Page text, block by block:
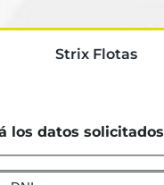
Strix Flotas
los datos solicitados